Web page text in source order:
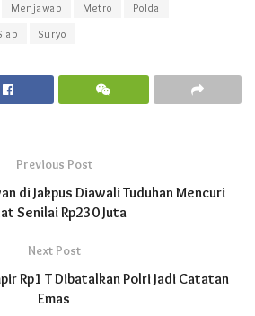
Menjawab Metro
Polda
Suryo
Previous Post
di Jakpus Diawali Tuduhan Mencuri
Senilai Rp230 Juta
Next Post
Rp1 T Dibatalkan Polri Jadi Catatan
Emas